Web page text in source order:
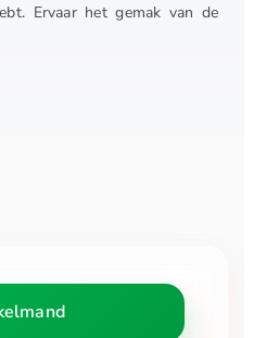
Ervaar het gemak van de